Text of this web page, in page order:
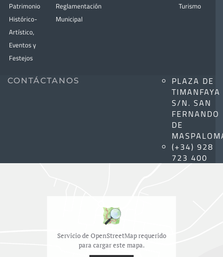
Patrimonio
Histórico-
Artístico,
Eventos y
Festejos
Reglamentación
Municipal
Turismo
CONTÁCTANOS
PLAZA DE
TIMANFAYA
S/N. SAN
FERNANDO
DE
(+34) 928
723 400
Servicio de OpenStreetMap requerido
para cargar este mapa.